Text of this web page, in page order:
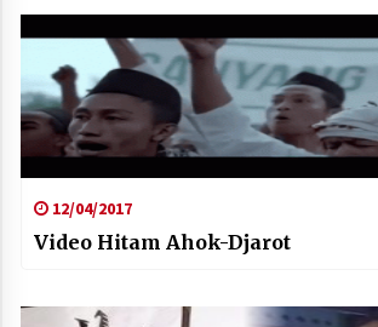
12/04/2017
Video Hitam Ahok-Djarot